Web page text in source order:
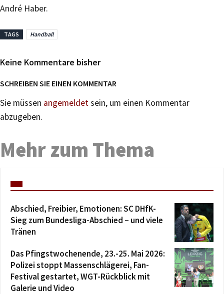
André Haber.
TAGS Handball
Keine Kommentare bisher
SCHREIBEN SIE EINEN KOMMENTAR
Sie müssen angemeldetsein, um einen Kommentar
abzugeben.
Mehr zum Thema
Abschied, Freibier, Emotionen: SC DHfK-
Sieg zum Bundesliga-Abschied – und viele
Tränen
Das Pfingstwochenende, 23.-25. Mai 2026:
Polizei stoppt Massenschlägerei, Fan-
Festival gestartet, WGT-Rückblick mit
Galerie und Video